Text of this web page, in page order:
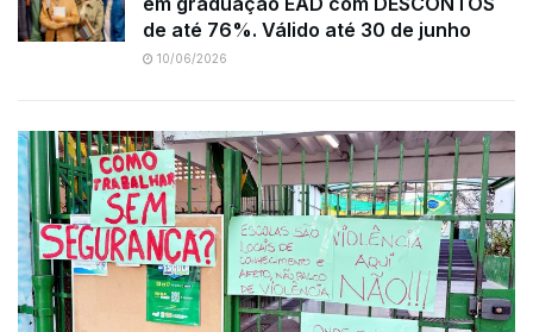
de até 76%. Válido até 30 de junho
10/06/2026